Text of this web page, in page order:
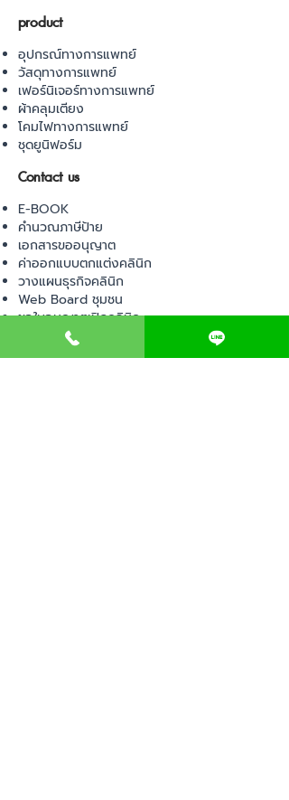
product
อุปกรณ์ทางการแพทย์
วัสดุทางการแพทย์
เฟอร์นิเจอร์ทางการแพทย์
ผ้าคลุมเตียง
โคมไฟทางการแพทย์
ชุดยูนิฟอร์ม
Contact us
E-BOOK
คำนวณภาษีป้าย
เอกสารขออนุญาต
ค่าออกแบบตกแต่งคลินิก
วางแผนธุรกิจคลินิก
Web Board ชุมชน
ขอใบอนุญาตเปิดคลินิก
ภาษีธุรกิจคลินิก
ตรวจสอบรายชื่อแพทย์